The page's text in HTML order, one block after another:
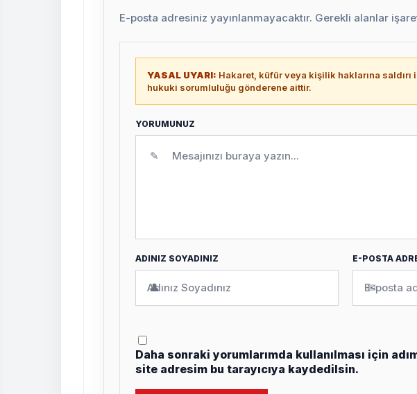
E-posta adresiniz yayınlanmayacaktır. Gerekli alanlar
YASAL UYARI: Hakaret, küfür veya kişilik haklarına saldırı
hukuki sorumluluğu gönderene aittir.
YORUMUNUZ
✎
ADINIZ SOYADINIZ
👤
E-POSTA
✉
Daha sonraki yorumlarımda kullanılması için
site adresim bu tarayıcıya kaydedilsin.